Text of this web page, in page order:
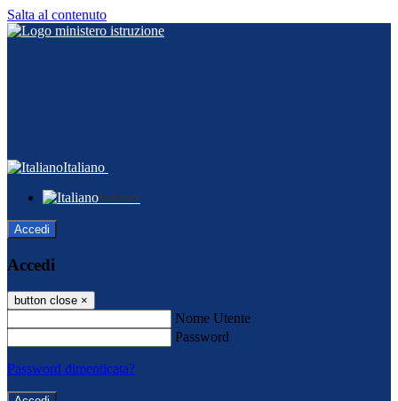
Salta al contenuto
Italiano
Italiano
Accedi
Accedi
button close ×
Nome Utente
Password
Password dimenticata?